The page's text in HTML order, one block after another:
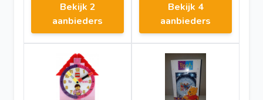
Bekijk 2
aanbieders
Bekijk 4
aanbieders